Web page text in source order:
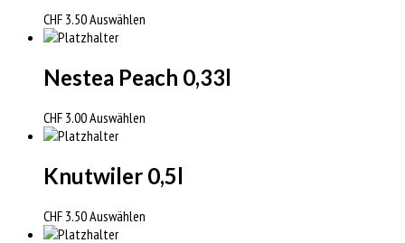
CHF 3.50Auswählen
Nestea Peach 0,33l
CHF 3.00Auswählen
Knutwiler 0,5l
CHF 3.50Auswählen